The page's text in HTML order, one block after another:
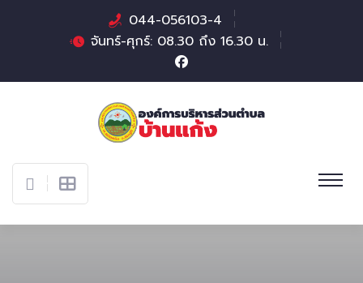
044-056103-4
จันทร์-ศุกร์: 08.30 ถึง 16.30 น.